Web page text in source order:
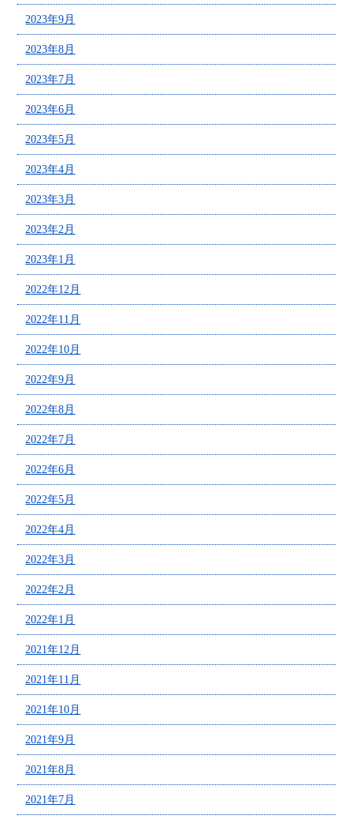
2023年9月
2023年8月
2023年7月
2023年6月
2023年5月
2023年4月
2023年3月
2023年2月
2023年1月
2022年12月
2022年11月
2022年10月
2022年9月
2022年8月
2022年7月
2022年6月
2022年5月
2022年4月
2022年3月
2022年2月
2022年1月
2021年12月
2021年11月
2021年10月
2021年9月
2021年8月
2021年7月